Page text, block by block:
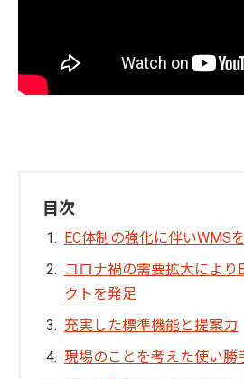
目次
EC体制の強化に伴いWMS
コロナ禍の需要拡大により
クトを発足
充実した標準機能と提案力
現場のことを考えた使い勝